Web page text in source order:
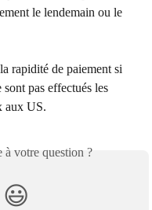
le lendemain ou le
rapidité de paiement si
pas effectués les
aux US.
à votre question ?
😃